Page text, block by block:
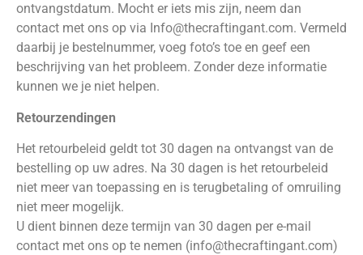
ontvangstdatum. Mocht er iets mis zijn, neem dan
contact met ons op via Info@thecraftingant.com. Vermeld
daarbij je bestelnummer, voeg foto’s toe en geef een
beschrijving van het probleem. Zonder deze informatie
kunnen we je niet helpen.
Retourzendingen
Het retourbeleid geldt tot 30 dagen na ontvangst van de
bestelling op uw adres. Na 30 dagen is het retourbeleid
niet meer van toepassing en is terugbetaling of omruiling
niet meer mogelijk.
U dient binnen deze termijn van 30 dagen per e-mail
contact met ons op te nemen (info@thecraftingant.com)